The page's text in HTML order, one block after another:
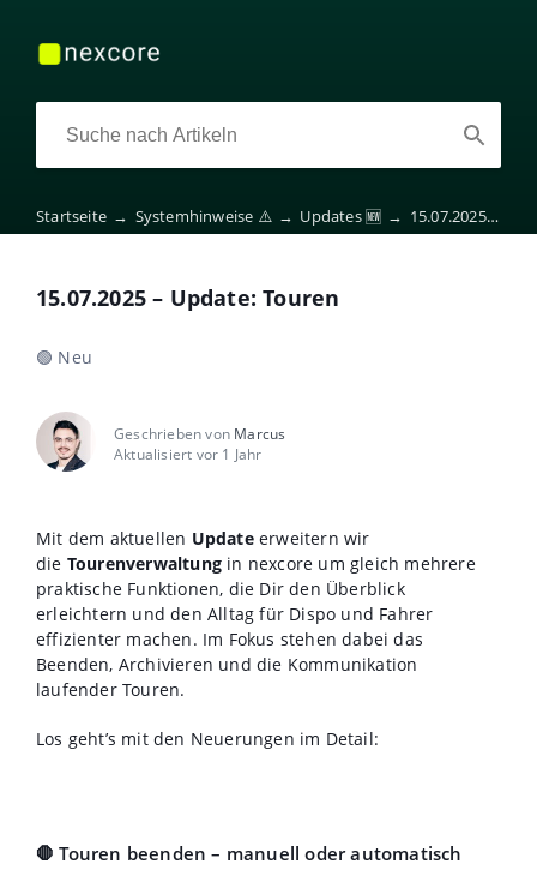
Startseite → Systemhinweise ⚠️ → Updates 🆕 → 15.07.2025 – Update: Touren
15.07.2025 – Update: Touren
🟢 Neu
Geschrieben von Marcus
Aktualisiert vor 1 Jahr
Mit dem aktuellen Update erweitern wir
die Tourenverwaltung in nexcore um gleich mehrere
praktische Funktionen, die Dir den Überblick
erleichtern und den Alltag für Dispo und Fahrer
effizienter machen. Im Fokus stehen dabei das
Beenden, Archivieren und die Kommunikation
laufender Touren.
Los geht’s mit den Neuerungen im Detail:
🛑 Touren beenden – manuell oder automatisch